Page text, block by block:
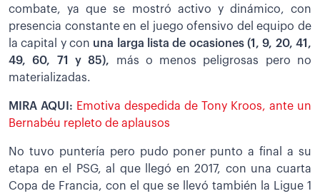
combate, ya que se mostró activo y dinámico, con
presencia constante en el juego ofensivo del equipo de
la capital y con una larga lista de ocasiones (1, 9, 20, 41,
49, 60, 71 y 85), más o menos peligrosas pero no
materializadas.
MIRA AQUI: Emotiva despedida de Tony Kroos, ante un
Bernabéu repleto de aplausos
No tuvo puntería pero pudo poner punto a final a su
etapa en el PSG, al que llegó en 2017, con una cuarta
Copa de Francia, con el que se llevó también la Ligue 1